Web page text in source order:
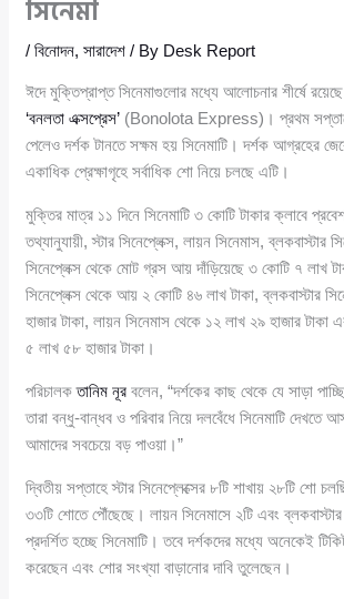
সিনেমা
/বিনোদন,সারাদেশ / By Desk Report
ঈদে মুক্তিপ্রাপ্ত সিনেমাগুলোর মধ্যে আলোচনার শীর্ষে রয়েছে
‘বনলতা এক্সপ্রেস’ (Bonolota Express)। প্রথম
পেলেও দর্শক টানতে সক্ষম হয় সিনেমাটি। দর্শক আগ্রহের
একাধিক প্রেক্ষাগৃহে সর্বাধিক শো নিয়ে চলছে এটি।
মুক্তির মাত্র ১১ দিনে সিনেমাটি ৩ কোটি টাকার ক্লাবে
তথ্যানুযায়ী, স্টার সিনেপ্লেক্স, লায়ন সিনেমাস, ব্লকবাস্টার
সিনেপ্লেক্স থেকে মোট গ্রস আয় দাঁড়িয়েছে ৩ কোটি ৭ লাখ
সিনেপ্লেক্স থেকে আয় ২ কোটি ৪৬ লাখ টাকা, ব্লকবাস্টার
হাজার টাকা, লায়ন সিনেমাস থেকে ১২ লাখ ২৯ হাজার টাকা
৫ লাখ ৫৮ হাজার টাকা।
পরিচালকতানিম নূর বলেন, “দর্শকের কাছ থেকে যে সাড়া
তারা বন্ধু-বান্ধব ও পরিবার নিয়ে দলবেঁধে সিনেমাটি
আমাদের সবচেয়ে বড় পাওয়া।”
দ্বিতীয় সপ্তাহে স্টার সিনেপ্লেক্সের ৮টি শাখায় ২৮টি শো
৩৩টি শোতে পৌঁছেছে। লায়ন সিনেমাসে ২টি এবং ব্লকবাস্টার
প্রদর্শিত হচ্ছে সিনেমাটি। তবে দর্শকদের মধ্যে অনেকেই
করেছেন এবং শোর সংখ্যা বাড়ানোর দাবি তুলেছেন।